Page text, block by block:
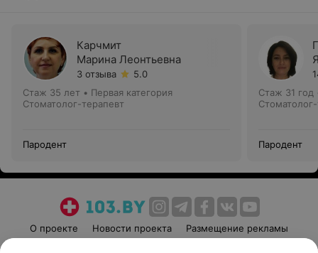
Карчмит
Марина Леонтьевна
3 отзыва
5.0
Стаж 35 лет • Первая категория
Стоматолог-терапевт
Пародент
Стаж 31 год
Пародент
О проекте Новости проекта
Размещение рекламы